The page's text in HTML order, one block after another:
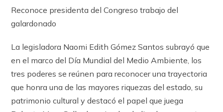
Reconoce presidenta del Congreso trabajo del
galardonado
La legisladora Naomi Edith Gómez Santos subrayó que
en el marco del Día Mundial del Medio Ambiente, los
tres poderes se reúnen para reconocer una trayectoria
que honra una de las mayores riquezas del estado, su
patrimonio cultural y destacó el papel que juega